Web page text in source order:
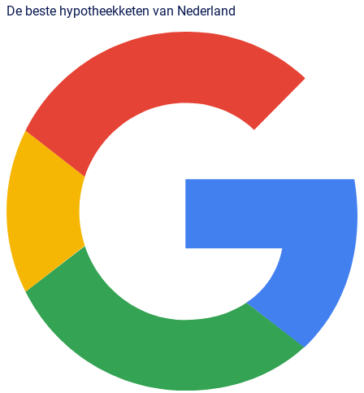
De beste hypotheekketen van Nederland